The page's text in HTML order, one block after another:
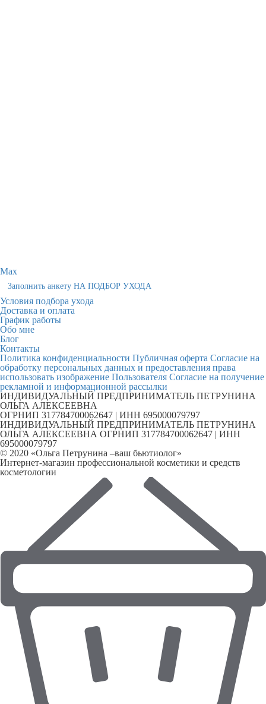
Max
Заполнить анкету НА ПОДБОР УХОДА
Условия подбора ухода
Доставка и оплата
График работы
Обо мне
Блог
Контакты
Политика конфиденциальности Публичная оферта Согласие на
обработку персональных данных и предоставления права
использовать изображение Пользователя Согласие на получение
рекламной и информационной рассылки
ИНДИВИДУАЛЬНЫЙ ПРЕДПРИНИМАТЕЛЬ ПЕТРУНИНА
ОЛЬГА АЛЕКСЕЕВНА
ОГРНИП 317784700062647 | ИНН 695000079797
ИНДИВИДУАЛЬНЫЙ ПРЕДПРИНИМАТЕЛЬ ПЕТРУНИНА
ОЛЬГА АЛЕКСЕЕВНА ОГРНИП 317784700062647 | ИНН
695000079797
© 2020 «Ольга Петрунина –ваш бьютиолог»
Интернет-магазин профессиональной косметики и средств
косметологии